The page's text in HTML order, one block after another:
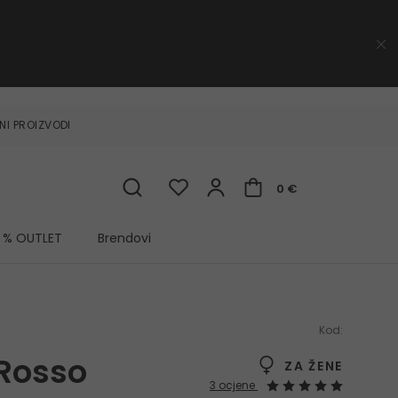
PROIZVODI
0 €
% OUTLET Brendovi
Kod:
ZA ŽENE
3 ocjene